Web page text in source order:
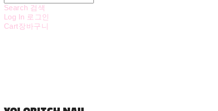
Search 검색
Log In 로그인
Cart장바구니